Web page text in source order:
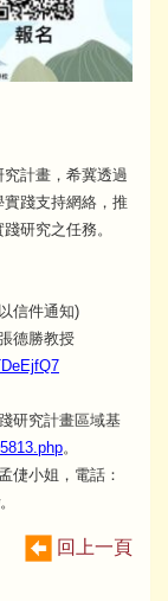
計畫，希冀透過
踐支持網絡，推
研究之任務。
信件通知)
德勝教授
研究計畫區域基
。
倢小姐，電話：
回上一頁